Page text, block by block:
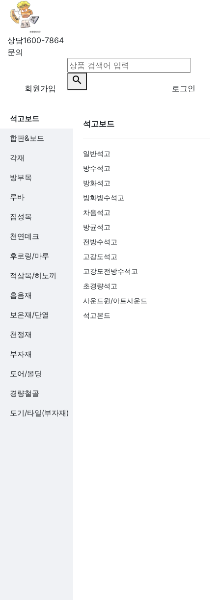
상담
문의
1600-7864
search
회원가입 로그인
석고보드
합판&보드
각재
방부목
루바
집성목
천연데크
후로링/마루
적삼목/히노끼
흡음재
보온재/단열
천정재
부자재
도어/몰딩
경량철골
도기/타일(부자재)
석고보드
일반석고
방수석고
방화석고
방화방수석고
차음석고
방균석고
전방수석고
고강도석고
고강도전방수석고
초경량석고
사운드윈/아트사운드
석고본드